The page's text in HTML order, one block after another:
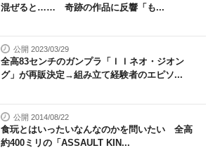
混ぜると…… 奇跡の作品に反響「も...
公開 2023/03/29
全高83センチのガンプラ「ＩＩネオ・ジオン
グ」が再販決定→組み立て経験者のエピソ...
公開 2014/08/22
食玩とはいったいなんなのかを問いたい 全高
約400ミリの「ASSAULT KIN...